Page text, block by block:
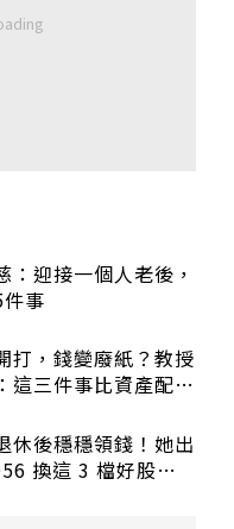
：迎接一個人老後，
事
打，錢變廢紙？教授
這三件事比資產配置
休後穩穩領錢！她出
換這 3 檔好股：